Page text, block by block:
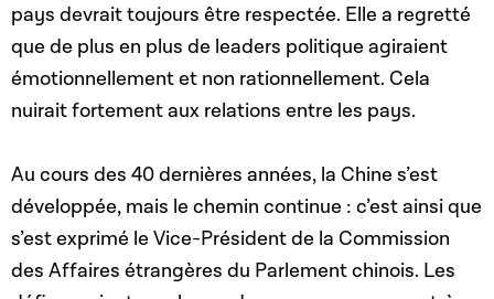
pays devrait toujours être respectée. Elle a regretté
que de plus en plus de leaders politique agiraient
émotionnellement et non rationnellement. Cela
nuirait fortement aux relations entre les pays.
Au cours des 40 dernières années, la Chine s’est
développée, mais le chemin continue : c’est ainsi que
s’est exprimé le Vice-Président de la Commission
des Affaires étrangères du Parlement chinois. Les